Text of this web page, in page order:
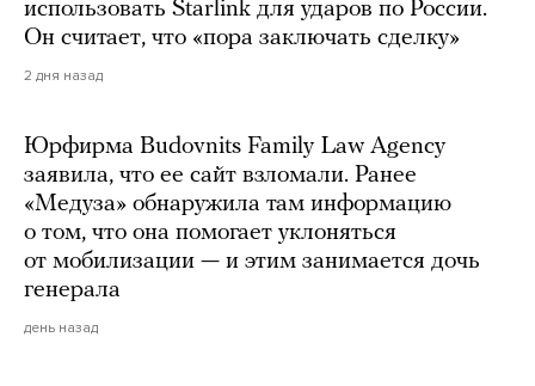
использовать Starlink для ударов по России.
Он считает, что «пора заключать сделку»
2 дня назад
Юрфирма Budovnits Family Law Agency
заявила, что ее сайт взломали. Ранее
«Медуза» обнаружила там информацию
о том, что она помогает уклоняться
от мобилизации — и этим занимается дочь
генерала
день назад